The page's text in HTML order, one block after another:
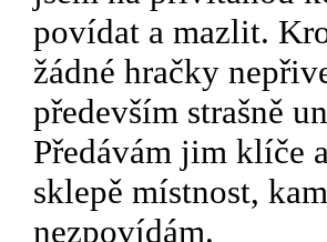
povídat a mazlit.
žádné hračky
především strašně
Předávám jim klíče
sklepě místnost,
nezpovídám.